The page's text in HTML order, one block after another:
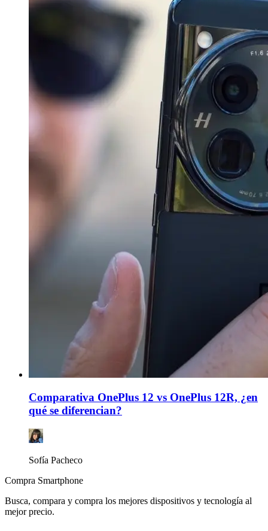
Comparativa OnePlus 12 vs OnePlus 12R, ¿en
qué se diferencian?
Sofía Pacheco
Compra Smartphone
Busca, compara y compra los mejores dispositivos y tecnología al
mejor precio.